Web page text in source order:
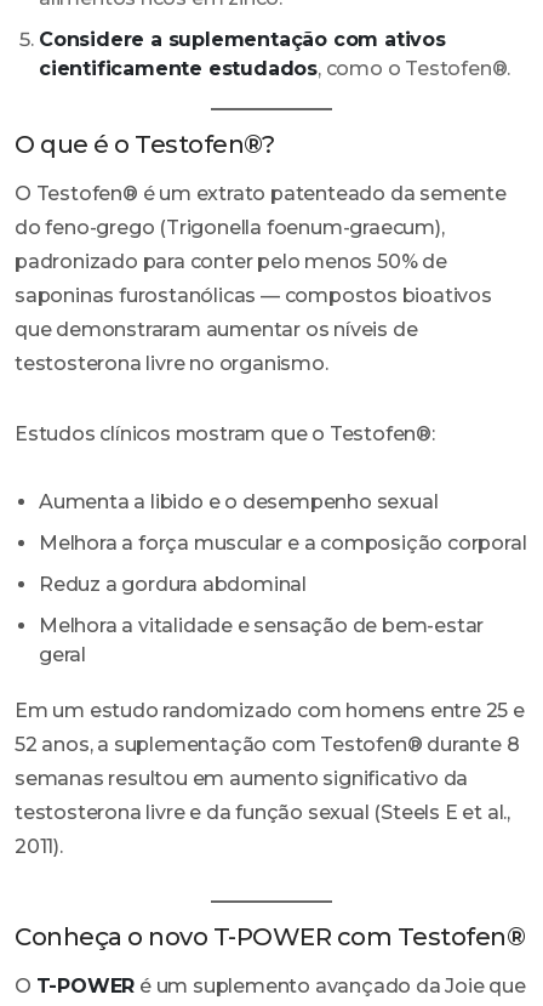
Considere a suplementação com ativos
cientificamente estudados, como o Testofen®.
O que é o Testofen®?
O Testofen® é um extrato patenteado da semente
do feno-grego (Trigonella foenum-graecum),
padronizado para conter pelo menos 50% de
saponinas furostanólicas — compostos bioativos
que demonstraram aumentar os níveis de
testosterona livre no organismo.
Estudos clínicos mostram que o Testofen®:
Aumenta a libido e o desempenho sexual
Melhora a força muscular e a composição corporal
Reduz a gordura abdominal
Melhora a vitalidade e sensação de bem-estar
geral
Em um estudo randomizado com homens entre 25 e
52 anos, a suplementação com Testofen® durante 8
semanas resultou em aumento significativo da
testosterona livre e da função sexual (Steels E et al.,
2011).
Conheça o novo T-POWER com Testofen®
O T-POWER é um suplemento avançado da Joie que